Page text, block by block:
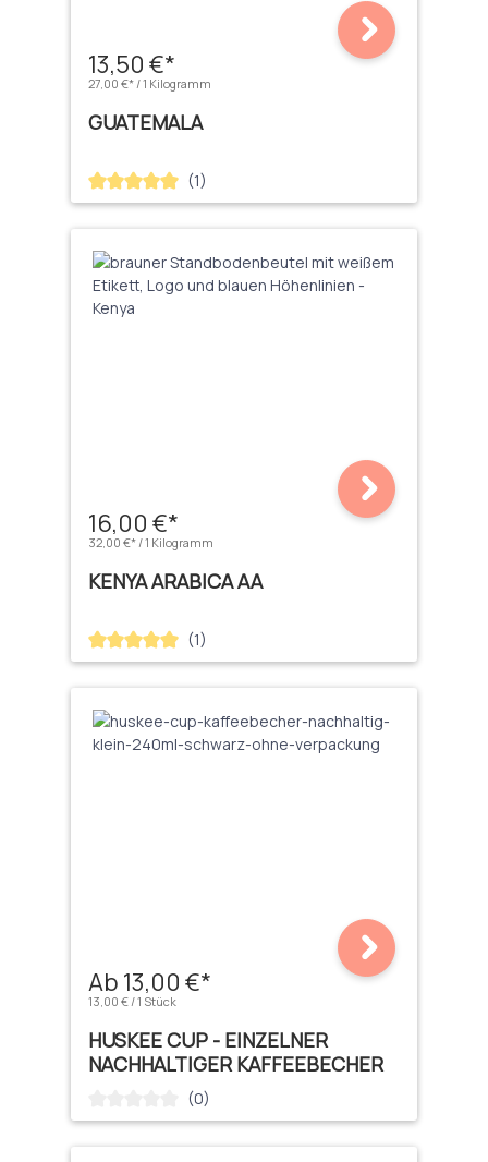
13,50 €*
27,00 €* / 1 Kilogramm
GUATEMALA
Durchschnittliche Bewertung von 5 von 5 Sternen
(1)
16,00 €*
32,00 €* / 1 Kilogramm
KENYA ARABICA AA
Durchschnittliche Bewertung von 5 von 5 Sternen
(1)
Ab 13,00 €*
13,00 € / 1 Stück
HUSKEE CUP - EINZELNER
NACHHALTIGER KAFFEEBECHER
Durchschnittliche Bewertung von 0 von 5 Sternen
(0)